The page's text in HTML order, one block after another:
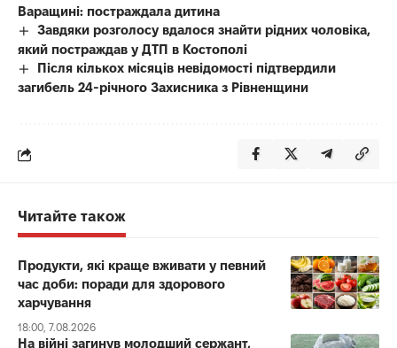
Варащині: постраждала дитина
Завдяки розголосу вдалося знайти рідних чоловіка,
який постраждав у ДТП в Костополі
Після кількох місяців невідомості підтвердили
загибель 24-річного Захисника з Рівненщини
Читайте також
Продукти, які краще вживати у певний
час доби: поради для здорового
харчування
18:00, 7.08.2026
На війні загинув молодший сержант,